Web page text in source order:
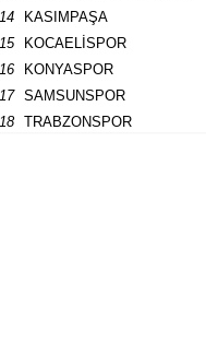
14
KASIMPAŞA
15
KOCAELİSPOR
16
KONYASPOR
17
SAMSUNSPOR
18
TRABZONSPOR